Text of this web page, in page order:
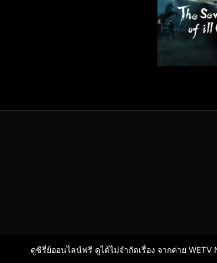
ดูซีรี่ย์ออนไลน์ฟรี ดูได้ไม่จำกัดเรื่อง จากค่าย